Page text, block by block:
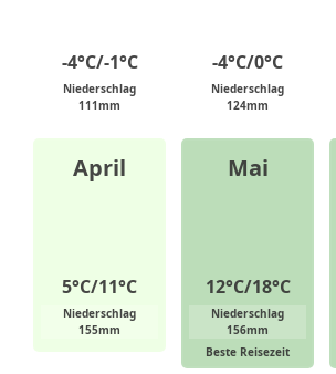
-4°C/-1°C
Niederschlag
111mm
-4°C/0°C
Niederschlag
124mm
April
5°C/11°C
Niederschlag
155mm
Mai
12°C/18°C
Niederschlag
156mm
Beste Reisezeit